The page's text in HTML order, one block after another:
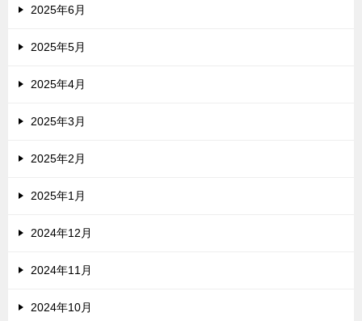
2025年6月
2025年5月
2025年4月
2025年3月
2025年2月
2025年1月
2024年12月
2024年11月
2024年10月